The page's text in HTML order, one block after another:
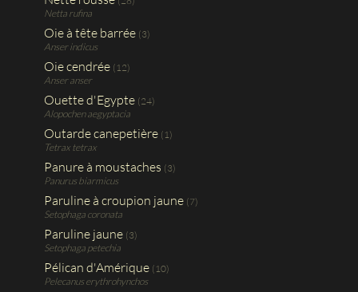
Netta rufina
Oie à tête barrée (3)
Anser indicus
Oie cendrée (12)
Anser anser
Ouette d'Egypte (24)
Alopochen aegyptacia
Outarde canepetière (1)
Tetrax tetrax
Panure à moustaches (3)
Panurus biarmicus
Paruline à croupion jaune (7)
Setophaga coronata
Paruline jaune (3)
Setophaga petechia
Pélican d'Amérique (10)
Pelecanus erythrohynchos